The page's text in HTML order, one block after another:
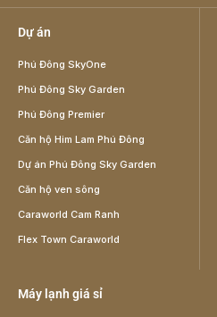
Dự án
Phú Đông SkyOne
Phú Đông Sky Garden
Phú Đông Premier
Căn hộ Him Lam Phú Đông
Dự án Phú Đông Sky Garden
Căn hộ ven sông
Caraworld Cam Ranh
Flex Town Caraworld
Máy lạnh giá sỉ